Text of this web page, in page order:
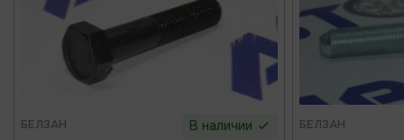
БЕЛЗАН В наличии БЕЛЗАН